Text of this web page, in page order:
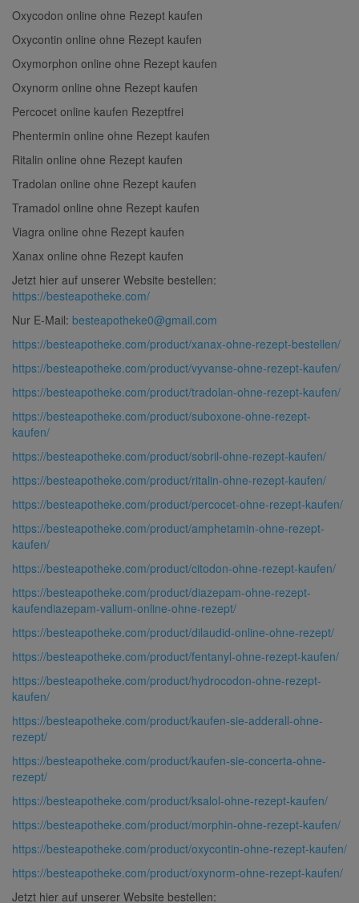
Oxycodon online ohne Rezept kaufen
Oxycontin online ohne Rezept kaufen
Oxymorphon online ohne Rezept kaufen
Oxynorm online ohne Rezept kaufen
Percocet online kaufen Rezeptfrei
Phentermin online ohne Rezept kaufen
Ritalin online ohne Rezept kaufen
Tradolan online ohne Rezept kaufen
Tramadol online ohne Rezept kaufen
Viagra online ohne Rezept kaufen
Xanax online ohne Rezept kaufen
Jetzt hier auf unserer Website bestellen:
https://besteapotheke.com/
Nur E-Mail: besteapotheke0@gmail.com
https://besteapotheke.com/product/xanax-ohne-rezept-bestellen/
https://besteapotheke.com/product/vyvanse-ohne-rezept-kaufen/
https://besteapotheke.com/product/tradolan-ohne-rezept-kaufen/
https://besteapotheke.com/product/suboxone-ohne-rezept-
kaufen/
https://besteapotheke.com/product/sobril-ohne-rezept-kaufen/
https://besteapotheke.com/product/ritalin-ohne-rezept-kaufen/
https://besteapotheke.com/product/percocet-ohne-rezept-kaufen/
https://besteapotheke.com/product/amphetamin-ohne-rezept-
kaufen/
https://besteapotheke.com/product/citodon-ohne-rezept-kaufen/
https://besteapotheke.com/product/diazepam-ohne-rezept-
kaufendiazepam-valium-online-ohne-rezept/
https://besteapotheke.com/product/dilaudid-online-ohne-rezept/
https://besteapotheke.com/product/fentanyl-ohne-rezept-kaufen/
https://besteapotheke.com/product/hydrocodon-ohne-rezept-
kaufen/
https://besteapotheke.com/product/kaufen-sie-adderall-ohne-
rezept/
https://besteapotheke.com/product/kaufen-sie-concerta-ohne-
rezept/
https://besteapotheke.com/product/ksalol-ohne-rezept-kaufen/
https://besteapotheke.com/product/morphin-ohne-rezept-kaufen/
https://besteapotheke.com/product/oxycontin-ohne-rezept-kaufen/
https://besteapotheke.com/product/oxynorm-ohne-rezept-kaufen/
Jetzt hier auf unserer Website bestellen: